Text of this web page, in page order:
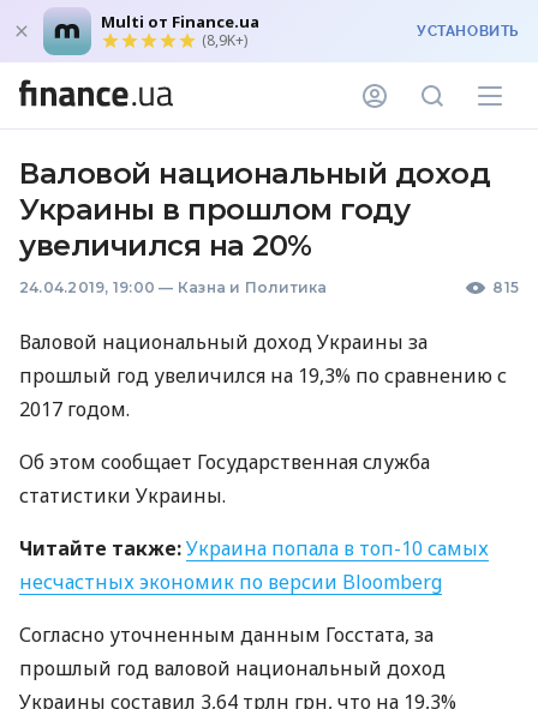
Multi от Finance.ua
(8,9K+) УСТАНОВИТЬ
Валовой национальный доход
Украины в прошлом году
увеличился на 20%
24.04.2019, 19:00 — Казна и Политика 815
Валовой национальный доход Украины за
прошлый год увеличился на 19,3% по сравнению с
2017 годом.
Об этом сообщает Государственная служба
статистики Украины.
Читайте также:Украина попала в топ-10 самых
несчастных экономик по версии Bloomberg
Согласно уточненным данным Госстата, за
прошлый год валовой национальный доход
Украины составил 3,64 трлн грн, что на 19,3%